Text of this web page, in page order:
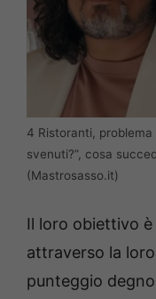
4 Ristoranti,
svenuti?”, cosa
(Mastrosasso.it)
Il loro obiettivo
attraverso la
punteggio